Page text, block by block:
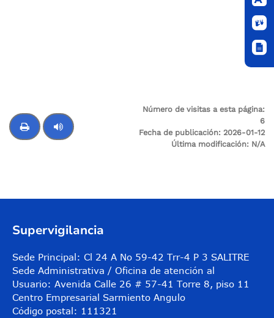
Número de visitas a esta página:
6
Fecha de publicación: 2026-01-12
Última modificación: N/A
Supervigilancia
Sede Principal: Cl 24 A No 59-42 Trr-4 P 3 SALITRE
Sede Administrativa / Oficina de atención al
Usuario: Avenida Calle 26 # 57-41 Torre 8, piso 11
Centro Empresarial Sarmiento Angulo
Código postal: 111321